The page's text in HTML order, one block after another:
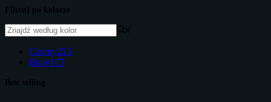
Filtruj po kolorze
Czarny225
Biały173
Best selling